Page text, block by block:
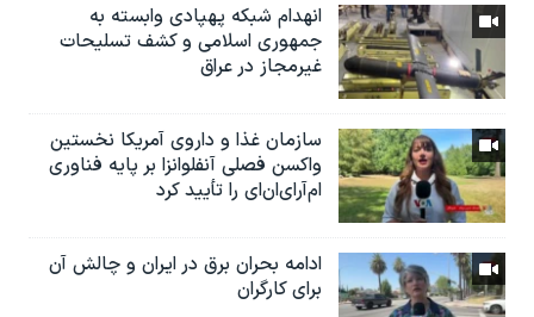
انهدام شبکه پهپادی وابسته به
جمهوری اسلامی و کشف تسلیحات
غیرمجاز در عراق
سازمان غذا و داروی آمریکا نخستین
واکسن فصلی آنفلوانزا بر پایه فناوری
ام‌آر‌ای‌ان‌ای را تأیید کرد
ادامه بحران برق در ایران و چالش آن
برای کارگران